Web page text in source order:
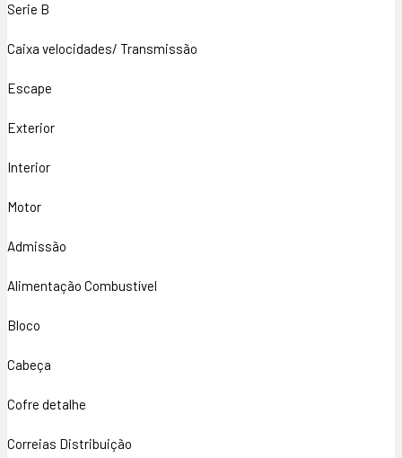
Serie B
Caixa velocidades/ Transmissão
Escape
Exterior
Interior
Motor
Admissão
Alimentação Combustível
Bloco
Cabeça
Cofre detalhe
Correias Distribuição